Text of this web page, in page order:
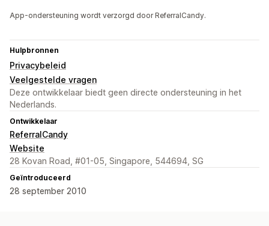
App-ondersteuning wordt verzorgd door ReferralCandy.
Hulpbronnen
Privacybeleid
Veelgestelde vragen
Deze ontwikkelaar biedt geen directe ondersteuning in het
Nederlands.
Ontwikkelaar
ReferralCandy
Website
28 Kovan Road, #01-05, Singapore, 544694, SG
Geïntroduceerd
28 september 2010